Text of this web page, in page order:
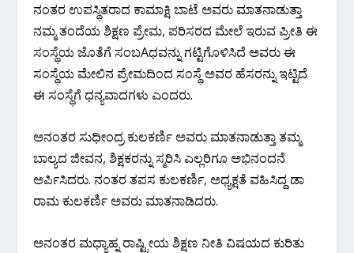
ನಂತರ ಉಪಸ್ಥಿತರಾದ ಕಾಮಾಕ್ಷಿ ಬಾಟೆ ಅವರು ಮಾತನಾಡುತ್ತಾ
ನಮ್ಮ ತಂದೆಯ ಶಿಕ್ಷಣ ಪ್ರೇಮ, ಪರಿಸರದ ಮೇಲೆ ಇರುವ ಪ್ರೀತಿ ಈ
ಸಂಸ್ಥೆಯ ಜೊತೆಗೆ ಸಂಬAಧವನ್ನು ಗಟ್ಟಿಗೊಳಿಸಿದೆ ಅವರು ಈ
ಸಂಸ್ಥೆಯ ಮೇಲಿನ ಪ್ರೇಮದಿಂದ ಸಂಸ್ಥೆ ಅವರ ಹೆಸರನ್ನು ಇಟ್ಟಿದೆ
ಈ ಸಂಸ್ಥೆಗೆ ಧನ್ಯವಾದಗಳು ಎಂದರು.
ಅನಂತರ ಸುಧೀಂದ್ರ ಕುಲಕರ್ಣಿ ಅವರು ಮಾತನಾಡುತ್ತಾ ತಮ್ಮ
ಬಾಲ್ಯದ ಜೀವನ, ಶಿಕ್ಷಕರನ್ನು ಸ್ಮರಿಸಿ ಎಲ್ಲರಿಗೂ ಅಭಿನಂದನೆ
ಅರ್ಪಿಸಿದರು. ನಂತರ ತಪಸ ಕುಲಕರ್ಣಿ, ಅಧ್ಯಕ್ಷತೆ ವಹಿಸಿದ್ದ ಡಾ
ರಾಮ ಕುಲಕರ್ಣಿ ಅವರು ಮಾತನಾಡಿದರು.
ಅನಂತರ ಮಧ್ಯಾಹ್ನ ರಾಷ್ಟ್ರೀಯ ಶಿಕ್ಷಣ ನೀತಿ ವಿಷಯದ ಕುರಿತು